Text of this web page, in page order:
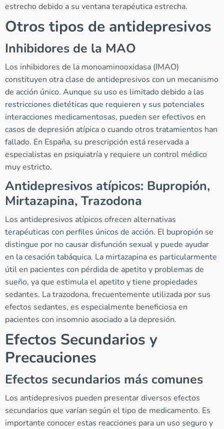
estrecho debido a su ventana terapéutica estrecha.
Otros tipos de antidepresivos
Inhibidores de la MAO
Los inhibidores de la monoaminooxidasa (IMAO)
constituyen otra clase de antidepresivos con un mecanismo
de acción único. Aunque su uso es limitado debido a las
restricciones dietéticas que requieren y sus potenciales
interacciones medicamentosas, pueden ser efectivos en
casos de depresión atípica o cuando otros tratamientos han
fallado. En España, su prescripción está reservada a
especialistas en psiquiatría y requiere un control médico
muy estricto.
Antidepresivos atípicos: Bupropión,
Mirtazapina, Trazodona
Los antidepresivos atípicos ofrecen alternativas
terapéuticas con perfiles únicos de acción. El bupropión se
distingue por no causar disfunción sexual y puede ayudar
en la cesación tabáquica. La mirtazapina es particularmente
útil en pacientes con pérdida de apetito y problemas de
sueño, ya que estimula el apetito y tiene propiedades
sedantes. La trazodona, frecuentemente utilizada por sus
efectos sedantes, es especialmente beneficiosa en
pacientes con insomnio asociado a la depresión.
Efectos Secundarios y
Precauciones
Efectos secundarios más comunes
Los antidepresivos pueden presentar diversos efectos
secundarios que varían según el tipo de medicamento. Es
importante conocer estas reacciones para un uso seguro y